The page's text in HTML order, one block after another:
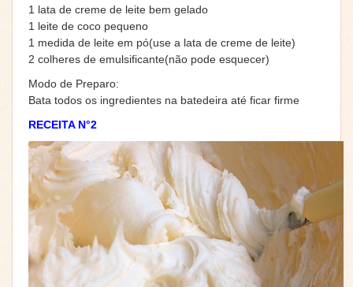
1 lata de creme de leite bem gelado
1 leite de coco pequeno
1 medida de leite em pó(use a lata de creme de leite)
2 colheres de emulsificante(não pode esquecer)
Modo de Preparo:
Bata todos os ingredientes na batedeira até ficar firme
RECEITA N°2